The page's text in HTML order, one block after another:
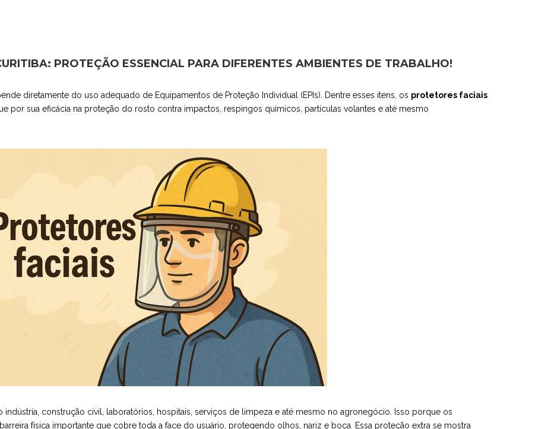
PROTEÇÃO ESSENCIAL PARA DIFERENTES AMBIENTES DE TRABALHO!
diretamente do uso adequado de Equipamentos de Proteção Individual (EPIs). Dentre esses itens, os protetores faciais
por sua eficácia na proteção do rosto contra impactos, respingos químicos, partículas volantes e até mesmo
indústria, construção civil, laboratórios, hospitais, serviços de limpeza e até mesmo no agronegócio. Isso porque os
física importante que cobre toda a face do usuário, protegendo olhos, nariz e boca. Essa proteção extra se mostra